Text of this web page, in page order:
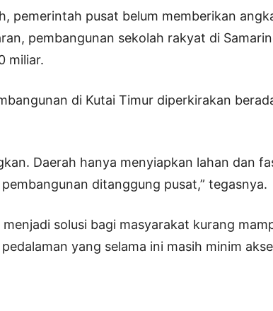
pemerintah pusat belum memberikan
pembangunan sekolah rakyat di
miliar.
di Kutai Timur diperkirakan
Daerah hanya menyiapkan lahan dan
ditanggung pusat,” tegasnya.
solusi bagi masyarakat kurang
yang selama ini masih minim